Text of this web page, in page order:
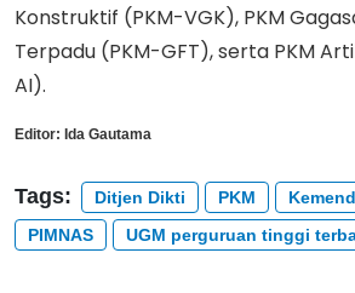
Konstruktif (PKM-VGK), PKM
Terpadu (PKM-GFT), serta PKM
AI).
Editor: Ida Gautama
Tags: Ditjen Dikti PKM
PIMNAS
UGM perguruan tinggi